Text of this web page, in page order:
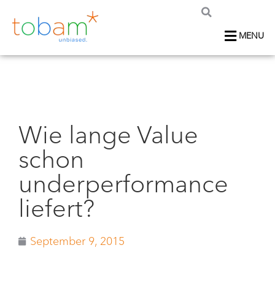
MENU
Wie lange Value
schon
underperformance
liefert?
September 9, 2015